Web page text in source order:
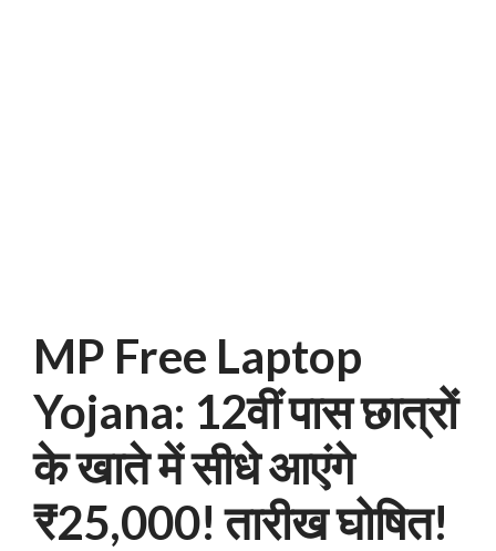
MP Free Laptop
Yojana: 12वीं पास छात्रों
के खाते में सीधे आएंगे
₹25,000! तारीख घोषित!